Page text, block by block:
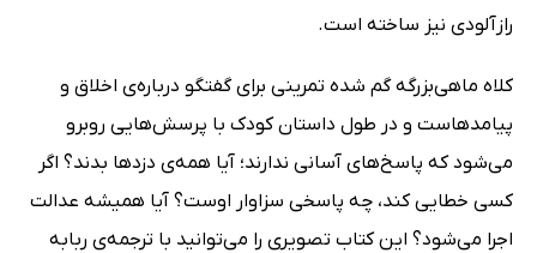
رازآلودی نیز ساخته است.
کلاه ماهی‌بزرگه گم شده تمرینی برای گفتگو درباره‌ی اخلاق و
پیامدهاست و در طول داستان کودک با پرسش‌هایی روبرو
می‌شود که پاسخ‌های آسانی ندارند؛ آیا همه‌ی دزدها بدند؟ اگر
کسی خطایی کند، چه پاسخی سزاوار اوست؟ آیا همیشه عدالت
اجرا می‌شود؟ این کتاب تصویری را می‌توانید با ترجمه‌ی ربابه